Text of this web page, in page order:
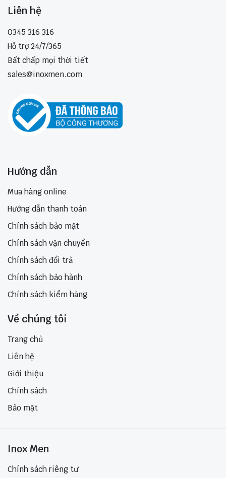
Liên hệ
0345 316 316
Hỗ trợ 24/7/365
Bất chấp mọi thời tiết
sales@inoxmen.com
Hướng dẫn
Mua hàng online
Hướng dẫn thanh toán
Chính sách bảo mật
Chính sách vận chuyển
Chính sách đổi trả
Chính sách bảo hành
Chính sách kiểm hàng
Về chúng tôi
Trang chủ
Liên hệ
Giới thiệu
Chính sách
Bảo mật
Inox Men
Chính sách riêng tư